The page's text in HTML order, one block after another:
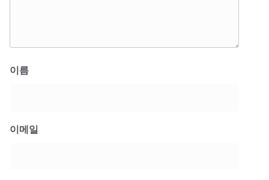
이름
이메일